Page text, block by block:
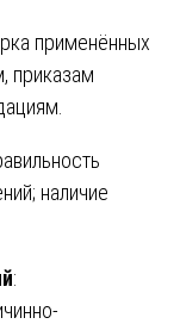
применённых
приказам
наличие
: